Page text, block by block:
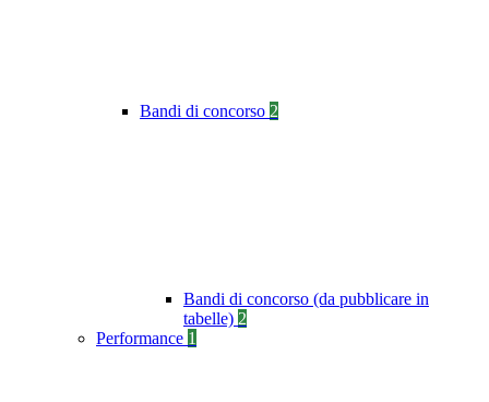
Bandi di concorso 2
Bandi di concorso (da pubblicare in
tabelle) 2
Performance 1